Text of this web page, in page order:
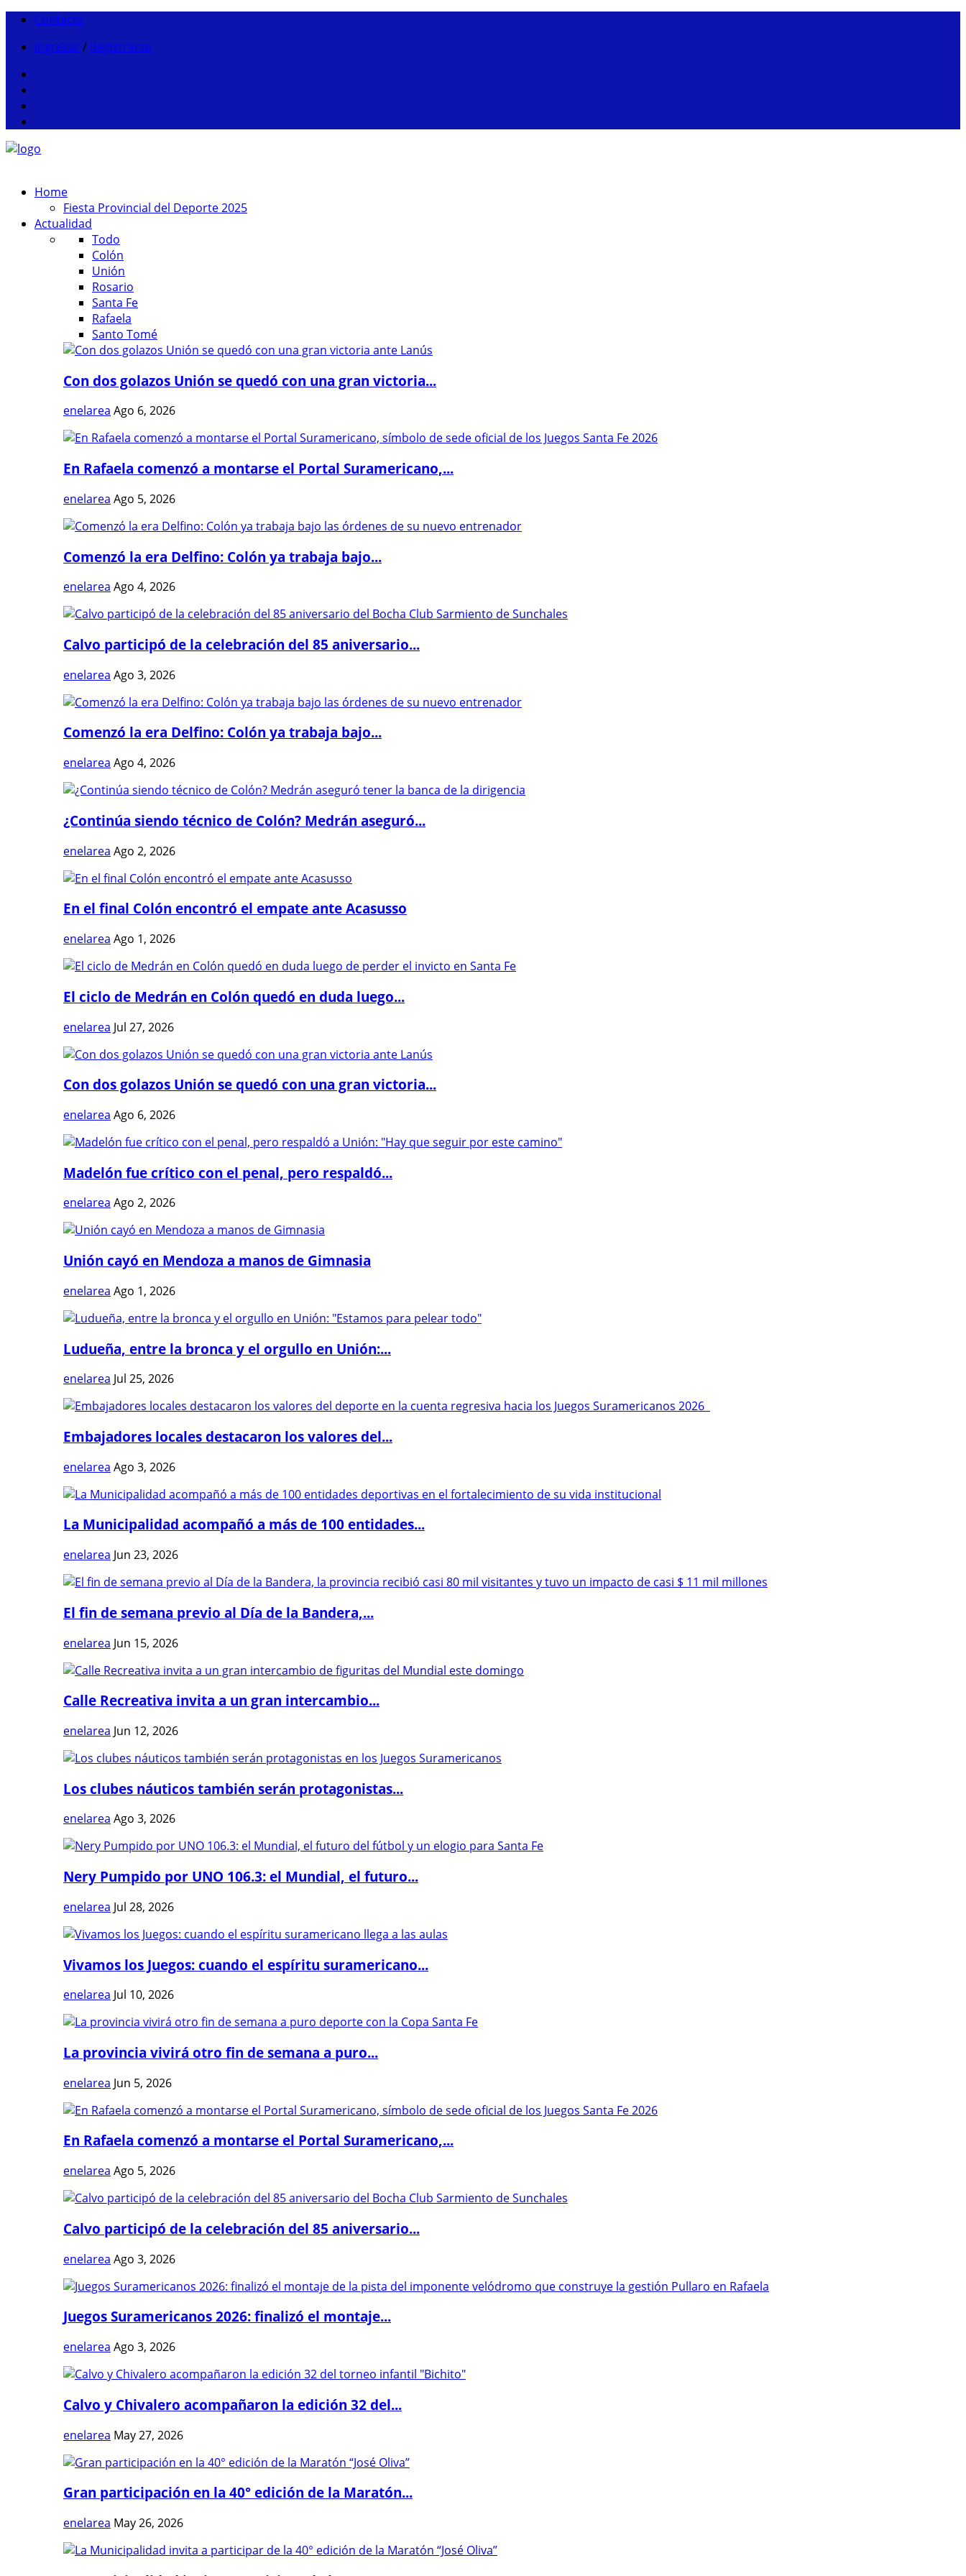
Contacto
Ingresar / Registrarse
Home
Fiesta Provincial del Deporte 2025
Actualidad
Todo
Colón
Unión
Rosario
Santa Fe
Rafaela
Santo Tomé
Con dos golazos Unión se quedó con una gran victoria...
enelarea Ago 6, 2026
En Rafaela comenzó a montarse el Portal Suramericano,...
enelarea Ago 5, 2026
Comenzó la era Delfino: Colón ya trabaja bajo...
enelarea Ago 4, 2026
Calvo participó de la celebración del 85 aniversario...
enelarea Ago 3, 2026
Comenzó la era Delfino: Colón ya trabaja bajo...
enelarea Ago 4, 2026
¿Continúa siendo técnico de Colón? Medrán aseguró...
enelarea Ago 2, 2026
En el final Colón encontró el empate ante Acasusso
enelarea Ago 1, 2026
El ciclo de Medrán en Colón quedó en duda luego...
enelarea Jul 27, 2026
Con dos golazos Unión se quedó con una gran victoria...
enelarea Ago 6, 2026
Madelón fue crítico con el penal, pero respaldó...
enelarea Ago 2, 2026
Unión cayó en Mendoza a manos de Gimnasia
enelarea Ago 1, 2026
Ludueña, entre la bronca y el orgullo en Unión:...
enelarea Jul 25, 2026
Embajadores locales destacaron los valores del...
enelarea Ago 3, 2026
La Municipalidad acompañó a más de 100 entidades...
enelarea Jun 23, 2026
El fin de semana previo al Día de la Bandera,...
enelarea Jun 15, 2026
Calle Recreativa invita a un gran intercambio...
enelarea Jun 12, 2026
Los clubes náuticos también serán protagonistas...
enelarea Ago 3, 2026
Nery Pumpido por UNO 106.3: el Mundial, el futuro...
enelarea Jul 28, 2026
Vivamos los Juegos: cuando el espíritu suramericano...
enelarea Jul 10, 2026
La provincia vivirá otro fin de semana a puro...
enelarea Jun 5, 2026
En Rafaela comenzó a montarse el Portal Suramericano,...
enelarea Ago 5, 2026
Calvo participó de la celebración del 85 aniversario...
enelarea Ago 3, 2026
Juegos Suramericanos 2026: finalizó el montaje...
enelarea Ago 3, 2026
Calvo y Chivalero acompañaron la edición 32 del...
enelarea May 27, 2026
Gran participación en la 40° edición de la Maratón...
enelarea May 26, 2026